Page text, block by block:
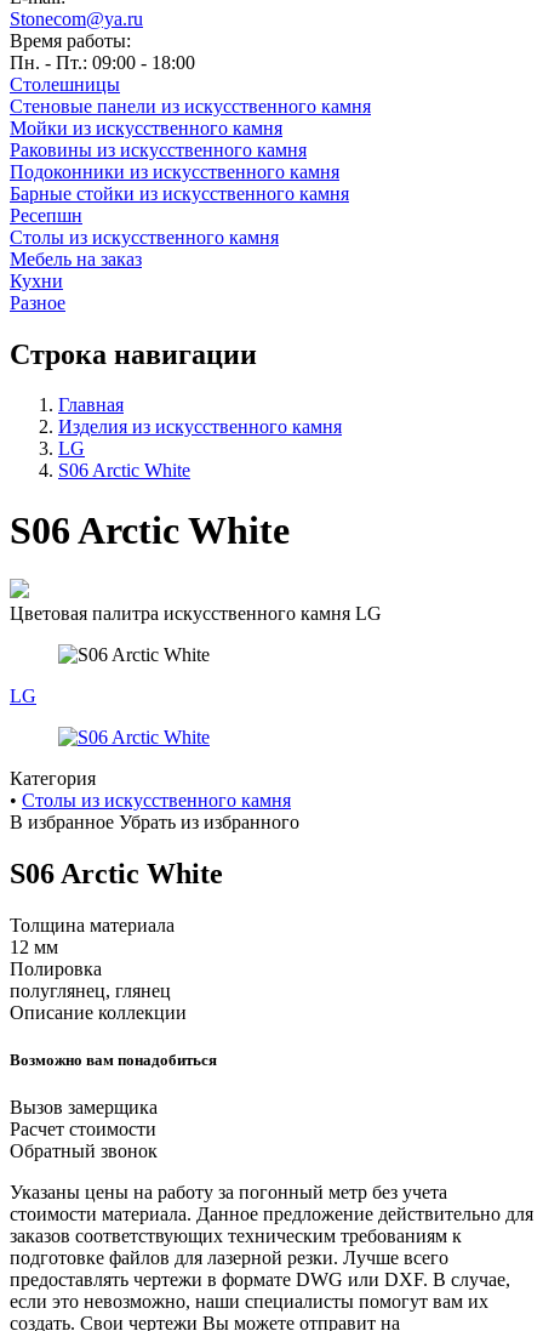
Stonecom@ya.ru
Время работы:
Пн. - Пт.: 09:00 - 18:00
Столешницы
Стеновые панели из искусственного камня
Мойки из искусственного камня
Раковины из искусственного камня
Подоконники из искусственного камня
Барные стойки из искусственного камня
Ресепшн
Cтолы из искусственного камня
Мебель на заказ
Кухни
Разное
Строка навигации
Главная
Изделия из искусственного камня
LG
S06 Arctic White
S06 Arctic White
Цветовая палитра искусственного камня LG
LG
Категория
• Cтолы из искусственного камня
В избранное Убрать из избранного
S06 Arctic White
Толщина материала
12 мм
Полировка
полуглянец, глянец
Описание коллекции
Возможно вам понадобиться
Вызов замерщика
Расчет стоимости
Обратный звонок
Указаны цены на работу за погонный метр без учета
стоимости материала. Данное предложение действительно для
заказов соответствующих техническим требованиям к
подготовке файлов для лазерной резки. Лучше всего
предоставлять чертежи в формате DWG или DXF. В случае,
если это невозможно, наши специалисты помогут вам их
создать. Свои чертежи Вы можете отправит на